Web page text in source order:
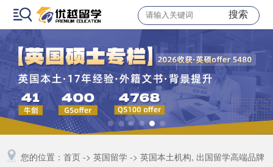
搜索
您的位置： 首页-> 英国留学-> 英国本土机构, 出国留学高端品牌